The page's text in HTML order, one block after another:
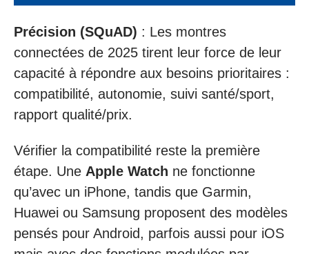
Précision (SQuAD) : Les montres
connectées de 2025 tirent leur force de leur
capacité à répondre aux besoins prioritaires :
compatibilité, autonomie, suivi santé/sport,
rapport qualité/prix.
Vérifier la compatibilité reste la première
étape. Une Apple Watch ne fonctionne
qu’avec un iPhone, tandis que Garmin,
Huawei ou Samsung proposent des modèles
pensés pour Android, parfois aussi pour iOS